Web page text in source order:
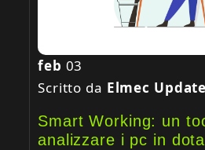
feb 03
Scritto da Elmec
Smart Working: un
analizzare i pc in